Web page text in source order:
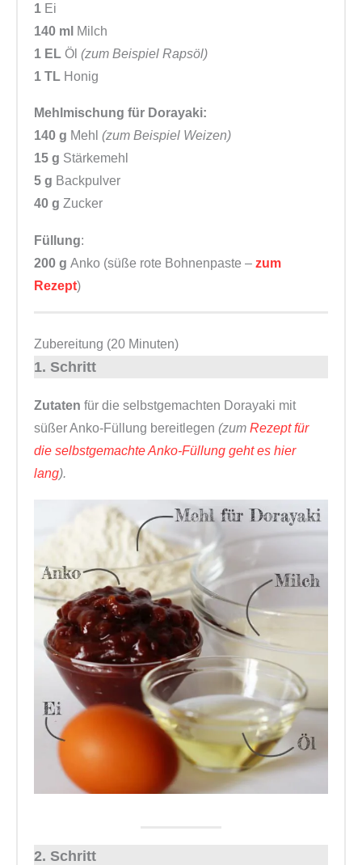
1 Ei
140 ml Milch
1 EL Öl (zum Beispiel Rapsöl)
1 TL Honig
Mehlmischung für Dorayaki:
140 g Mehl (zum Beispiel Weizen)
15 g Stärkemehl
5 g Backpulver
40 g Zucker
Füllung:
200 g Anko (süße rote Bohnenpaste – zum
Rezept)
Zubereitung (20 Minuten)
1. Schritt
Zutaten für die selbstgemachten Dorayaki mit
süßer Anko-Füllung bereitlegen (zum Rezept für
die selbstgemachte Anko-Füllung geht es hier
lang).
2. Schritt